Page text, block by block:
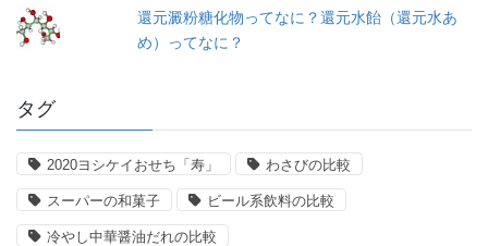
還元澱粉糖化物ってなに？還元水飴（還元水あ
め）ってなに？
タグ
2020ヨシケイおせち「寿」 わさびの比較
スーパーの和菓子 ビール系飲料の比較
冷やし中華醤油だれの比較